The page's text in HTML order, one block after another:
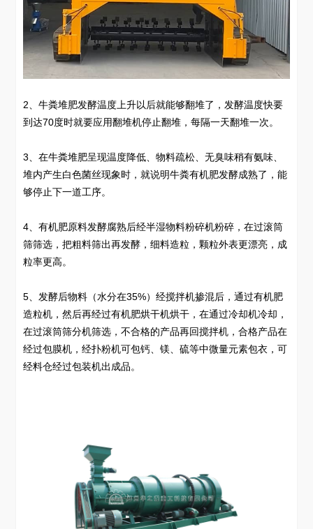
2、牛粪堆肥发酵温度上升以后就能够翻堆了，发酵温度快要
到达70度时就要应用翻堆机停止翻堆，每隔一天翻堆一次。
3、在牛粪堆肥呈现温度降低、物料疏松、无臭味稍有氨味、
堆内产生白色菌丝现象时，就说明牛粪有机肥发酵成熟了，能
够停止下一道工序。
4、有机肥原料发酵腐熟后经半湿物料粉碎机粉碎，在过滚筒
筛筛选，把粗料筛出再发酵，细料造粒，颗粒外表更漂亮，成
粒率更高。
5、发酵后物料（水分在35%）经搅拌机掺混后，通过有机肥
造粒机，然后再经过有机肥烘干机烘干，在通过冷却机冷却，
在过滚筒筛分机筛选，不合格的产品再回搅拌机，合格产品在
经过包膜机，经扑粉机可包钙、镁、硫等中微量元素包衣，可
经料仓经过包装机出成品。